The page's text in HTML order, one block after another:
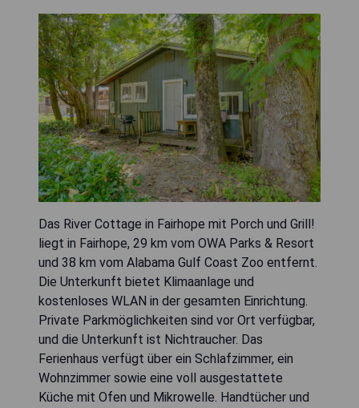
Das River Cottage in Fairhope mit Porch und Grill!
liegt in Fairhope, 29 km vom OWA Parks & Resort
und 38 km vom Alabama Gulf Coast Zoo entfernt.
Die Unterkunft bietet Klimaanlage und
kostenloses WLAN in der gesamten Einrichtung.
Private Parkmöglichkeiten sind vor Ort verfügbar,
und die Unterkunft ist Nichtraucher. Das
Ferienhaus verfügt über ein Schlafzimmer, ein
Wohnzimmer sowie eine voll ausgestattete
Küche mit Ofen und Mikrowelle. Handtücher und